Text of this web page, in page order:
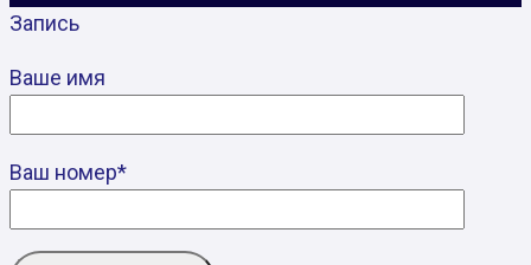
Запись
Ваше имя
Ваш номер*